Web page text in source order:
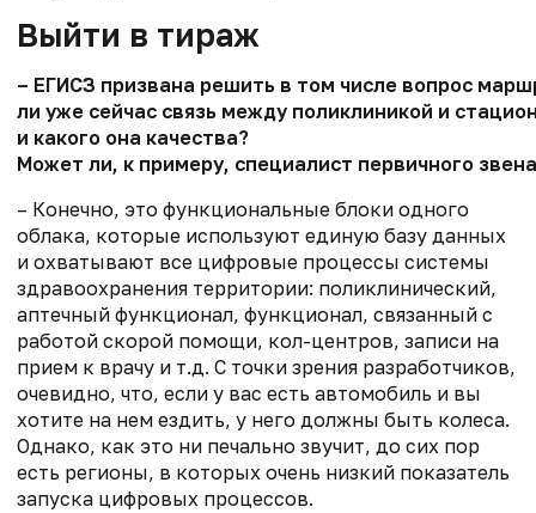
Выйти в тираж
– ЕГИСЗ призвана решить в том числе вопрос
ли уже сейчас связь между поликлиникой и
и какого она качества?
Может ли, к примеру, специалист первичного
– Конечно, это функциональные блоки одного
облака, которые используют единую базу данных
и охватывают все цифровые процессы системы
здравоохранения территории: поликлинический,
аптечный функционал, функционал, связанный с
работой скорой помощи, кол-центров, записи на
прием к врачу и т.д. С точки зрения разработчиков,
очевидно, что, если у вас есть автомобиль и вы
хотите на нем ездить, у него должны быть колеса.
Однако, как это ни печально звучит, до сих пор
есть регионы, в которых очень низкий показатель
запуска цифровых процессов.